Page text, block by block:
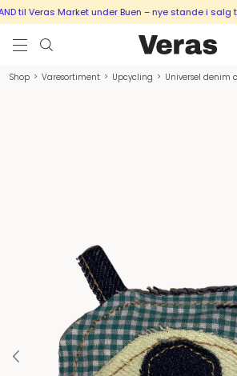
til Veras Market under Buen – nye stande i salg
Shop > Varesortiment > Upcycling > Universel denim